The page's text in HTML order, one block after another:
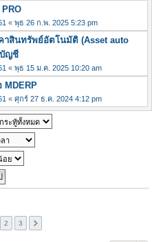
« พุธ 26 ก.พ. 2025 5:23 pm
าสินทรัพย์อัตโนมัติ (Asset auto
ญชี
« พุธ 15 ม.ค. 2025 10:20 am
« ศุกร์ 27 ธ.ค. 2024 4:12 pm
2 3